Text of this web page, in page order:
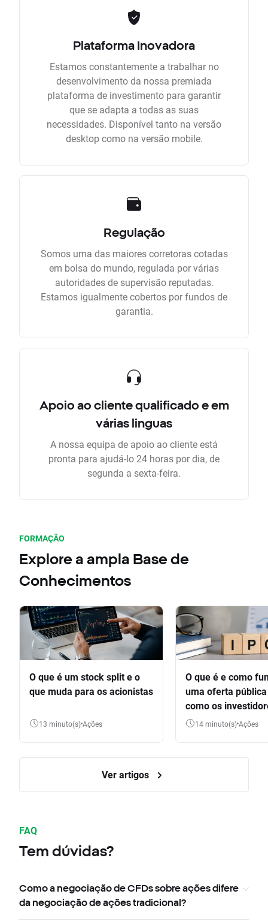
Plataforma Inovadora
Estamos constantemente a trabalhar no
desenvolvimento da nossa premiada
plataforma de investimento para garantir
que se adapta a todas as suas
necessidades. Disponível tanto na versão
desktop como na versão mobile.
Regulação
Somos uma das maiores corretoras cotadas
em bolsa do mundo, regulada por várias
autoridades de supervisão reputadas.
Estamos igualmente cobertos por fundos de
garantia.
Apoio ao cliente qualificado e em
várias linguas
A nossa equipa de apoio ao cliente está
pronta para ajudá-lo 24 horas por dia, de
segunda a sexta-feira.
FORMAÇÃO
Explore a ampla Base de
Conhecimentos
O que é um stock split e o
que muda para os acionistas
13 minuto(s) Ações
O que é e como
uma oferta
como os
participar
14 minuto(s) Ações
Ver artigos
FAQ
Tem dúvidas?
Como a negociação de CFDs sobre ações difere
da negociação de ações tradicional?